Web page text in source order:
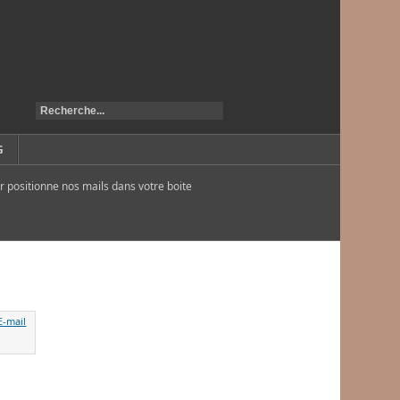
positionne nos mails dans votre boite